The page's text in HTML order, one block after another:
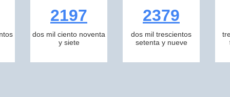
2197
dos mil ciento noventa
y siete
2379
dos mil trescientos
setenta y nueve